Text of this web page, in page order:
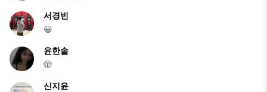
서경빈
😀
윤한솔
🫣
신지윤